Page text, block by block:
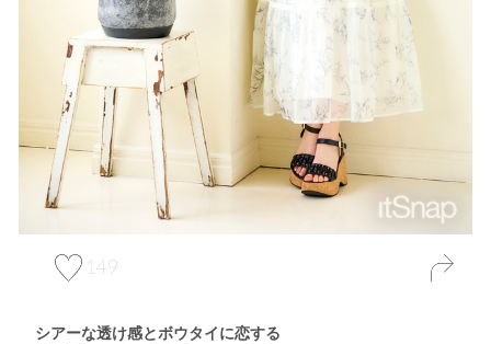
149
シアーな透け感とボウタイに恋する